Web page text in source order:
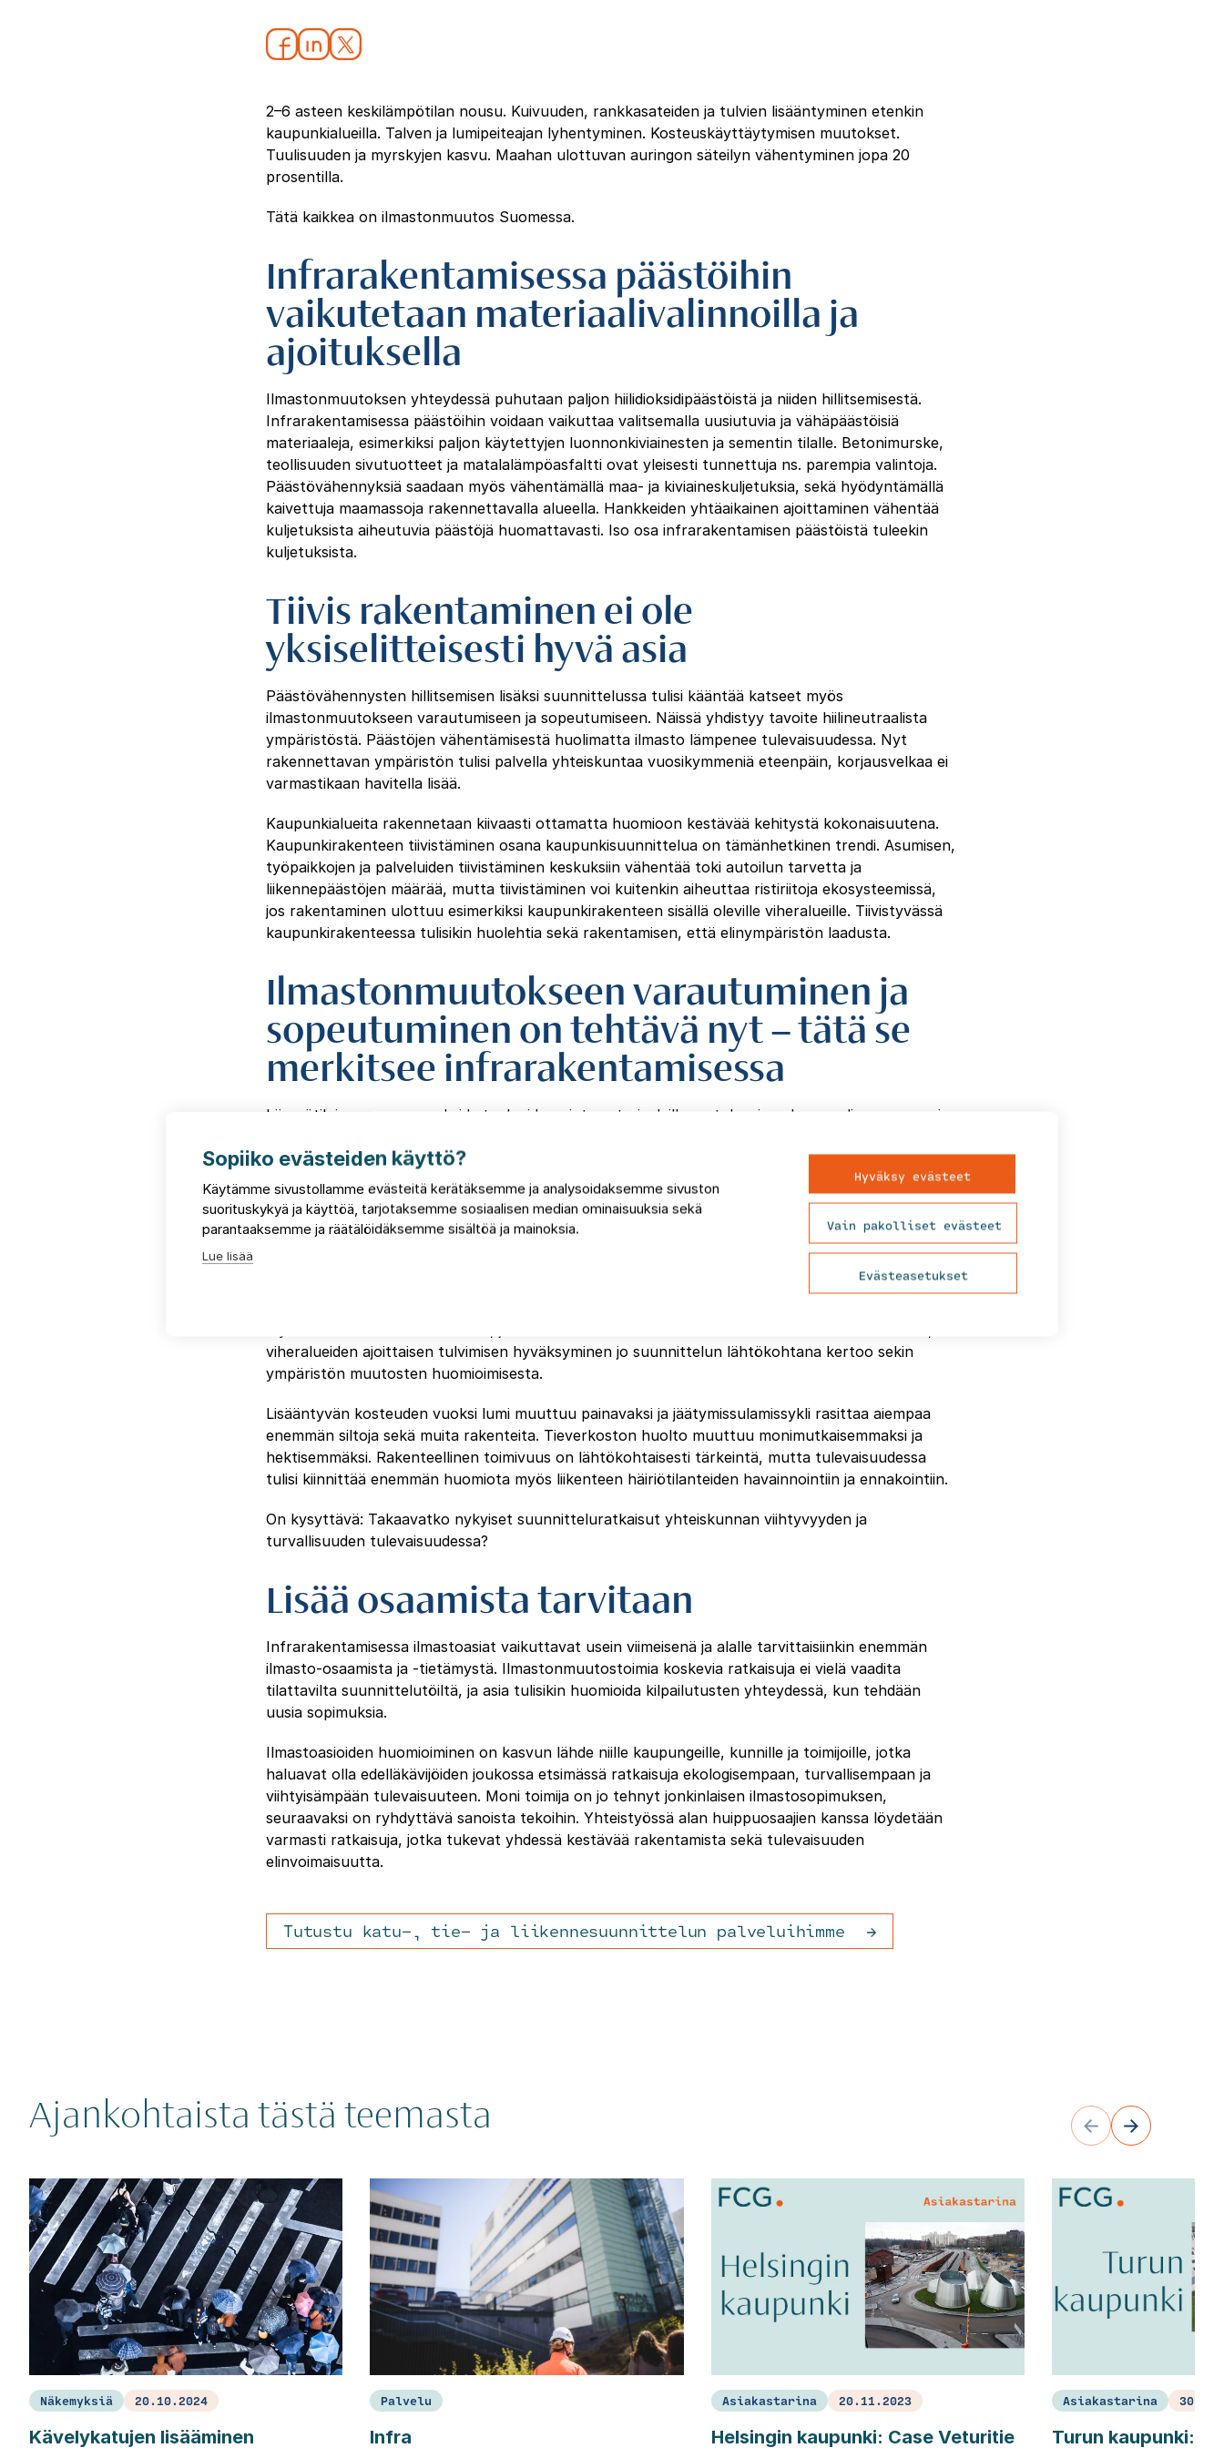
2–6 asteen keskilämpötilan nousu. Kuivuuden, rankkasateiden ja tulvien lisääntyminen etenkin
kaupunkialueilla. Talven ja lumipeiteajan lyhentyminen. Kosteuskäyttäytymisen muutokset.
Tuulisuuden ja myrskyjen kasvu. Maahan ulottuvan auringon säteilyn vähentyminen jopa 20
prosentilla.
Tätä kaikkea on ilmastonmuutos Suomessa.
Infrarakentamisessa päästöihin
vaikutetaan materiaalivalinnoilla ja
ajoituksella
Ilmastonmuutoksen yhteydessä puhutaan paljon hiilidioksidipäästöistä ja niiden hillitsemisestä.
Infrarakentamisessa päästöihin voidaan vaikuttaa valitsemalla uusiutuvia ja vähäpäästöisiä
materiaaleja, esimerkiksi paljon käytettyjen luonnonkiviainesten ja sementin tilalle. Betonimurske,
teollisuuden sivutuotteet ja matalalämpöasfaltti ovat yleisesti tunnettuja ns. parempia valintoja.
Päästövähennyksiä saadaan myös vähentämällä maa- ja kiviaineskuljetuksia, sekä hyödyntämällä
kaivettuja maamassoja rakennettavalla alueella. Hankkeiden yhtäaikainen ajoittaminen vähentää
kuljetuksista aiheutuvia päästöjä huomattavasti. Iso osa infrarakentamisen päästöistä tuleekin
kuljetuksista.
Tiivis rakentaminen ei ole
yksiselitteisesti hyvä asia
Päästövähennysten hillitsemisen lisäksi suunnittelussa tulisi kääntää katseet myös
ilmastonmuutokseen varautumiseen ja sopeutumiseen. Näissä yhdistyy tavoite hiilineutraalista
ympäristöstä. Päästöjen vähentämisestä huolimatta ilmasto lämpenee tulevaisuudessa. Nyt
rakennettavan ympäristön tulisi palvella yhteiskuntaa vuosikymmeniä eteenpäin, korjausvelkaa ei
varmastikaan havitella lisää.
Kaupunkialueita rakennetaan kiivaasti ottamatta huomioon kestävää kehitystä kokonaisuutena.
Kaupunkirakenteen tiivistäminen osana kaupunkisuunnittelua on tämänhetkinen trendi. Asumisen,
työpaikkojen ja palveluiden tiivistäminen keskuksiin vähentää toki autoilun tarvetta ja
liikennepäästöjen määrää, mutta tiivistäminen voi kuitenkin aiheuttaa ristiriitoja ekosysteemissä,
jos rakentaminen ulottuu esimerkiksi kaupunkirakenteen sisällä oleville viheralueille. Tiivistyvässä
kaupunkirakenteessa tulisikin huolehtia sekä rakentamisen, että elinympäristön laadusta.
Ilmastonmuutokseen varautuminen ja
sopeutuminen on tehtävä nyt – tätä se
merkitsee infrarakentamisessa
Lämpötilojen nousun vuoksi katualueiden pintamateriaaleilla on tulevaisuudessa paljon suurempi
viherrakentamista. Valinnoissa tulisi huomioida helleaallot ja lämpötilojen nousuun vaikuttavat
tekijät mikroilmastollisessa mittakaavassa. Kaupunkien kasvu muokkaa paikallisilmastoa, mikä
näkyy kaupunkialueiden lämpimyytenä verrattuna niitä ympäröiviin alueisiin.
Keväisin ja syksyisin yltyvien rankkasateiden aiheuttamia tulvia ja merenpinnannousua etenkin
katkeamaton toiminta on tärkeää. Viheralueet ja muut vettä läpäisevät alueet kaupunkialueella
viheralueiden ajoittaisen tulvimisen hyväksyminen jo suunnittelun lähtökohtana kertoo sekin
ympäristön muutosten huomioimisesta.
Lisääntyvän kosteuden vuoksi lumi muuttuu painavaksi ja jäätymissulamissykli rasittaa aiempaa
enemmän siltoja sekä muita rakenteita. Tieverkoston huolto muuttuu monimutkaisemmaksi ja
hektisemmäksi. Rakenteellinen toimivuus on lähtökohtaisesti tärkeintä, mutta tulevaisuudessa
tulisi kiinnittää enemmän huomiota myös liikenteen häiriötilanteiden havainnointiin ja ennakointiin.
On kysyttävä: Takaavatko nykyiset suunnitteluratkaisut yhteiskunnan viihtyvyyden ja
turvallisuuden tulevaisuudessa?
Lisää osaamista tarvitaan
Infrarakentamisessa ilmastoasiat vaikuttavat usein viimeisenä ja alalle tarvittaisiinkin enemmän
ilmasto-osaamista ja -tietämystä. Ilmastonmuutostoimia koskevia ratkaisuja ei vielä vaadita
tilattavilta suunnittelutöiltä, ja asia tulisikin huomioida kilpailutusten yhteydessä, kun tehdään
uusia sopimuksia.
Ilmastoasioiden huomioiminen on kasvun lähde niille kaupungeille, kunnille ja toimijoille, jotka
haluavat olla edelläkävijöiden joukossa etsimässä ratkaisuja ekologisempaan, turvallisempaan ja
viihtyisämpään tulevaisuuteen. Moni toimija on jo tehnyt jonkinlaisen ilmastosopimuksen,
seuraavaksi on ryhdyttävä sanoista tekoihin. Yhteistyössä alan huippuosaajien kanssa löydetään
varmasti ratkaisuja, jotka tukevat yhdessä kestävää rakentamista sekä tulevaisuuden
elinvoimaisuutta.
Tutustu katu-, tie- ja liikennesuunnittelun palveluihimme
Ajankohtaista tästä teemasta
Näkemyksiä 20.10.2024
Kävelykatujen lisääminen
Palvelu
Infra
Asiakastarina 20.11.2023
Helsingin kaupunki: Case Veturitie
Asiakastarina
Turun kaupunki:
Sopiiko evästeiden käyttö?
Käytämme sivustollamme evästeitä kerätäksemme ja analysoidaksemme sivuston
suorituskykyä ja käyttöä, tarjotaksemme sosiaalisen median ominaisuuksia sekä
parantaaksemme ja räätälöidäksemme sisältöä ja mainoksia.
Lue lisää
Hyväksy evästeet
Vain pakolliset evästeet
Evästeasetukset